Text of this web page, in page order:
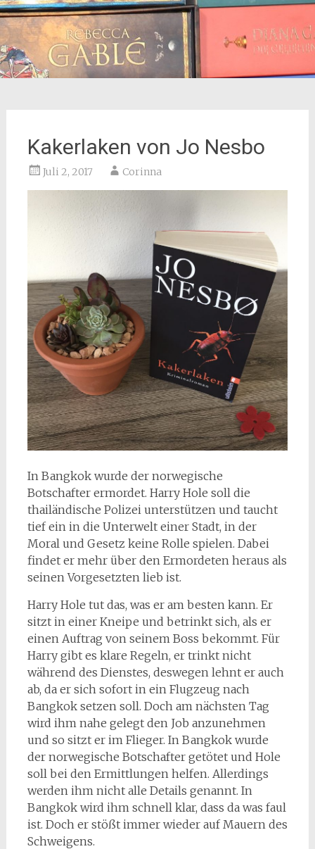
Kakerlaken von Jo Nesbo
Juli 2, 2017 Corinna
In Bangkok wurde der norwegische
Botschafter ermordet. Harry Hole soll die
thailändische Polizei unterstützen und taucht
tief ein in die Unterwelt einer Stadt, in der
Moral und Gesetz keine Rolle spielen. Dabei
findet er mehr über den Ermordeten heraus als
seinen Vorgesetzten lieb ist.
Harry Hole tut das, was er am besten kann. Er
sitzt in einer Kneipe und betrinkt sich, als er
einen Auftrag von seinem Boss bekommt. Für
Harry gibt es klare Regeln, er trinkt nicht
während des Dienstes, deswegen lehnt er auch
ab, da er sich sofort in ein Flugzeug nach
Bangkok setzen soll. Doch am nächsten Tag
wird ihm nahe gelegt den Job anzunehmen
und so sitzt er im Flieger. In Bangkok wurde
der norwegische Botschafter getötet und Hole
soll bei den Ermittlungen helfen. Allerdings
werden ihm nicht alle Details genannt. In
Bangkok wird ihm schnell klar, dass da was faul
ist. Doch er stößt immer wieder auf Mauern des
Schweigens.